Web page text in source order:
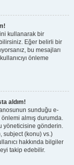
kullanarak bir
Eğer belirli bir
bu mesajları
önleme
aldım!
sunduğu e-
almış durumda.
yöneticisine gönderin.
subject (konu) vs.)
hakkında bilgiler
takip edebilir.